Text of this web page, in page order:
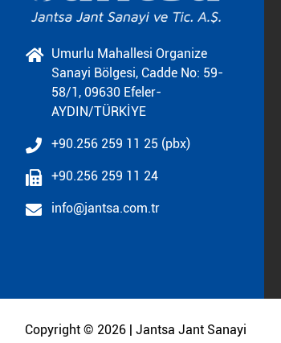
Umurlu Mahallesi Organize
Sanayi Bölgesi, Cadde No: 59-
58/1, 09630 Efeler-
AYDIN/TÜRKİYE
+90.256 259 11 25 (pbx)
+90.256 259 11 24
info@jantsa.com.tr
Copyright © 2026 | Jantsa Jant Sanayi